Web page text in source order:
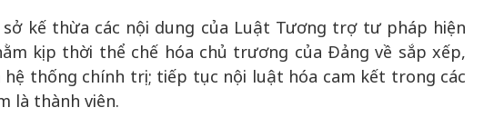
kế thừa các nội dung của Luật Tương trợ tư pháp hiện
kịp thời thể chế hóa chủ trương của Đảng về sắp xếp,
thống chính trị; tiếp tục nội luật hóa cam kết trong các
là thành viên.